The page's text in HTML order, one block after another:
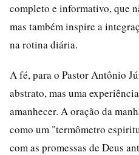
completo e informativo, que
mas também inspire a
na rotina diária.
A fé, para o Pastor Antônio
abstrato, mas uma
amanhecer. A oração da
como um "termômetro
com as promessas de Deus